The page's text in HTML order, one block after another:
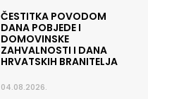
ČESTITKA POVODOM
DANA POBJEDE I
DOMOVINSKE
ZAHVALNOSTI I DANA
HRVATSKIH BRANITELJA
04.08.2026.